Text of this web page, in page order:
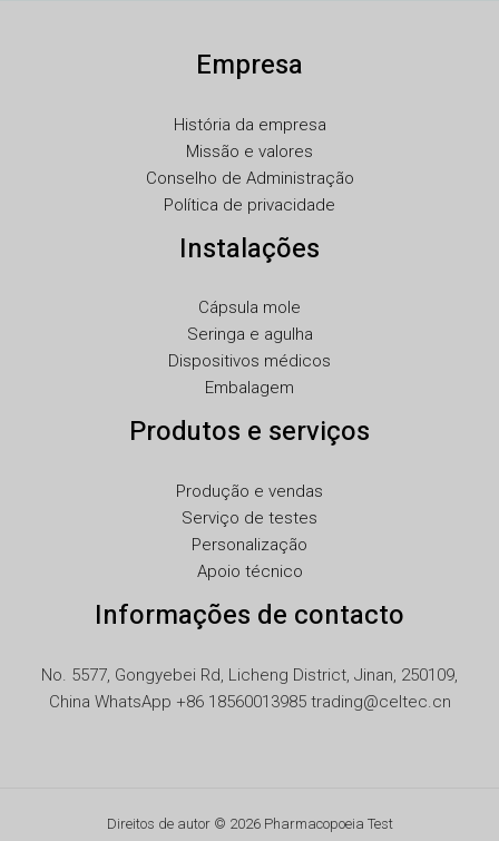
Empresa
História da empresa
Missão e valores
Conselho de Administração
Política de privacidade
Instalações
Cápsula mole
Seringa e agulha
Dispositivos médicos
Embalagem
Produtos e serviços
Produção e vendas
Serviço de testes
Personalização
Apoio técnico
Informações de contacto
No. 5577, Gongyebei Rd, Licheng District, Jinan, 250109,
China WhatsApp +86 18560013985 trading@celtec.cn
Direitos de autor © 2026 Pharmacopoeia Test
DE
ES